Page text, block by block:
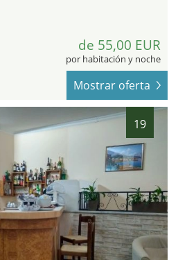
de 55,00 EUR
por habitación y noche
Mostrar oferta
19